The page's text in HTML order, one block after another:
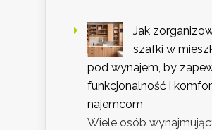
Jak
szafki w
pod wynajem, by
funkcjonalność i
najemcom
Wiele osób